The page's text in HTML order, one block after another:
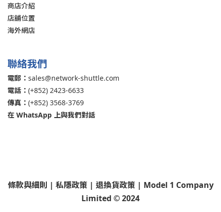
商店介紹
店舖位置
海外網店
聯絡我們
電郵： sales@network-shuttle.com
電話： (+852) 2423-6633
傳真： (+852) 3568-3769
在 WhatsApp 上與我們對話
條款與細則 | 私隱政策| 退換貨政策| Model 1 Company
Limited © 2024